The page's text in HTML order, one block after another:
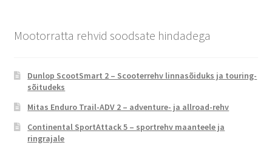
Mootorratta rehvid soodsate hindadega
Dunlop ScootSmart 2 – Scooterrehv linnasõiduks ja touring-
sõitudeks
Mitas Enduro Trail-ADV 2 – adventure- ja allroad-rehv
Continental SportAttack 5 – sportrehv maanteele ja
ringrajale